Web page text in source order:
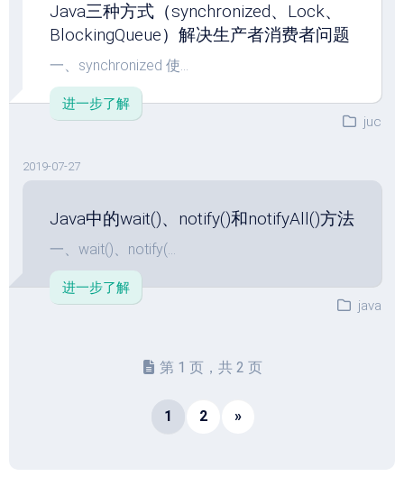
Java三种方式（synchronized、Lock、
BlockingQueue）解决生产者消费者问题
一、synchronized 使...
进一步了解
juc
2019-07-27
Java中的wait()、notify()和notifyAll()方法
一、wait()、notify(...
进一步了解
java
第 1 页，共 2 页
1 2 »